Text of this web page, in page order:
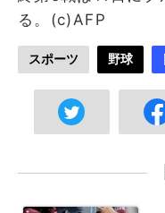
る。(c)AFP
スポーツ 野球